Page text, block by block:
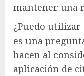
mantener una
¿Puedo
es una
hacen al
aplicación de